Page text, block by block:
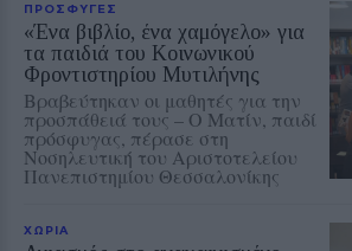
ΠΡΟΣΦΥΓΕΣ
«Ένα βιβλίο, ένα χαμόγελο» για
τα παιδιά του Κοινωνικού
Φροντιστηρίου Μυτιλήνης
Βραβεύτηκαν οι μαθητές για την
προσπάθειά τους – Ο Ματίν, παιδί
πρόσφυγας, πέρασε στη
Νοσηλευτική του Αριστοτελείου
Πανεπιστημίου Θεσσαλονίκης
ΧΩΡΙΑ